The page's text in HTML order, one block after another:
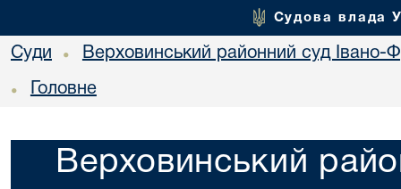
Судова влада
Суди • Верховинський районний суд Івано-
• Головне
Верховинський